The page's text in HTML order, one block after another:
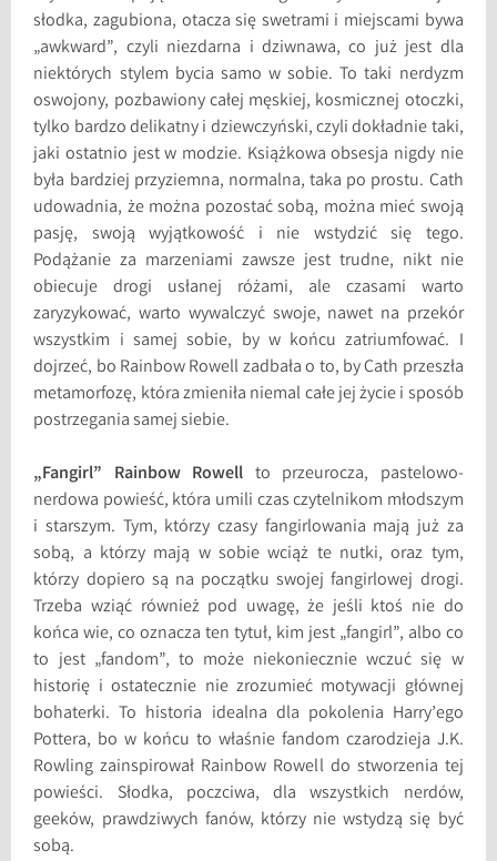
słodka, zagubiona, otacza się swetrami i miejscami bywa
„awkward”, czyli niezdarna i dziwnawa, co już jest dla
niektórych stylem bycia samo w sobie. To taki nerdyzm
oswojony, pozbawiony całej męskiej, kosmicznej otoczki,
tylko bardzo delikatny i dziewczyński, czyli dokładnie taki,
jaki ostatnio jest w modzie. Książkowa obsesja nigdy nie
była bardziej przyziemna, normalna, taka po prostu. Cath
udowadnia, że można pozostać sobą, można mieć swoją
pasję, swoją wyjątkowość i nie wstydzić się tego.
Podążanie za marzeniami zawsze jest trudne, nikt nie
obiecuje drogi usłanej różami, ale czasami warto
zaryzykować, warto wywalczyć swoje, nawet na przekór
wszystkim i samej sobie, by w końcu zatriumfować. I
dojrzeć, bo Rainbow Rowell zadbała o to, by Cath przeszła
metamorfozę, która zmieniła niemal całe jej życie i sposób
postrzegania samej siebie.
„Fangirl” Rainbow Rowell to przeurocza, pastelowo-
nerdowa powieść, która umili czas czytelnikom młodszym
i starszym. Tym, którzy czasy fangirlowania mają już za
sobą, a którzy mają w sobie wciąż te nutki, oraz tym,
którzy dopiero są na początku swojej fangirlowej drogi.
Trzeba wziąć również pod uwagę, że jeśli ktoś nie do
końca wie, co oznacza ten tytuł, kim jest „fangirl”, albo co
to jest „fandom”, to może niekoniecznie wczuć się w
historię i ostatecznie nie zrozumieć motywacji głównej
bohaterki. To historia idealna dla pokolenia Harry’ego
Pottera, bo w końcu to właśnie fandom czarodzieja J.K.
Rowling zainspirował Rainbow Rowell do stworzenia tej
powieści. Słodka, poczciwa, dla wszystkich nerdów,
geeków, prawdziwych fanów, którzy nie wstydzą się być
sobą.